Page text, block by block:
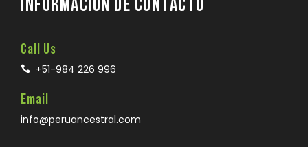
Call Us
+51-984 226 996
Email
info@peruancestral.com